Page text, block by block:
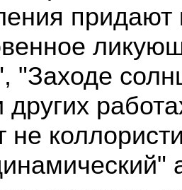
"Заходе
не